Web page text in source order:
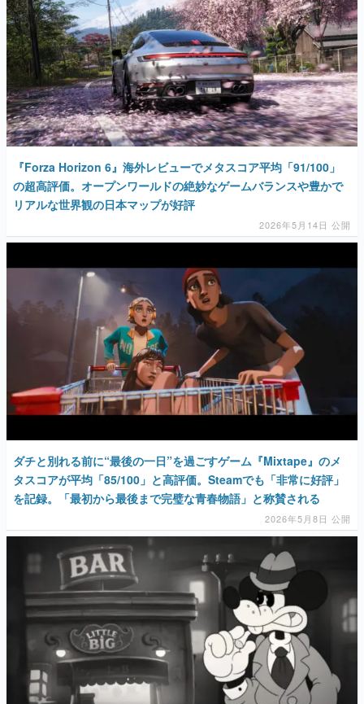
『Forza Horizon 6』海外レビューでメタスコア平均「91/100」
の超高評価。オープンワールドの絶妙なゲームバランスや豊かで
リアルな世界観の日本マップが好評
2026年5月14日 公開
ダチと別れる前に“最後の一日”を過ごすゲーム『Mixtape』のメ
タスコアが平均「85/100」と高評価。Steamでも「非常に好評」
を記録。「最初から最後まで完璧な青春物語」と称賛される
2026年5月8日 公開